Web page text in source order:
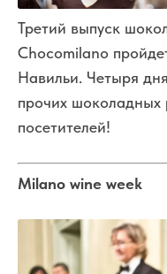
Третий выпуск
Chocomilano
Навильи. Четыря
прочих шоколадных
посетителей!
Milano wine week